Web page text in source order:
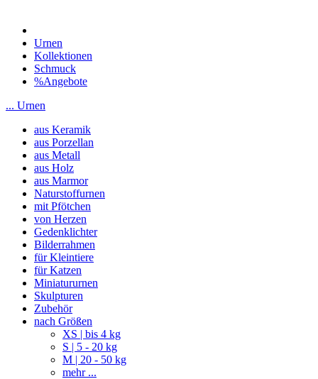
Urnen
Kollektionen
Schmuck
%Angebote
... Urnen
aus Keramik
aus Porzellan
aus Metall
aus Holz
aus Marmor
Naturstoffurnen
mit Pfötchen
von Herzen
Gedenklichter
Bilderrahmen
für Kleintiere
für Katzen
Miniatururnen
Skulpturen
Zubehör
nach Größen
XS | bis 4 kg
S | 5 - 20 kg
M | 20 - 50 kg
mehr ...